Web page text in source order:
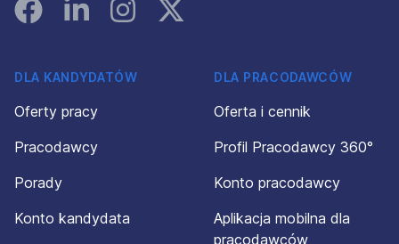
FacebookLinked InInstagramInstagram
DLA KANDYDATÓW
Oferty pracy
Pracodawcy
Porady
Konto kandydata
DLA PRACODAWCÓW
Oferta i cennik
Profil Pracodawcy 360°
Konto pracodawcy
Aplikacja mobilna dla
pracodawców